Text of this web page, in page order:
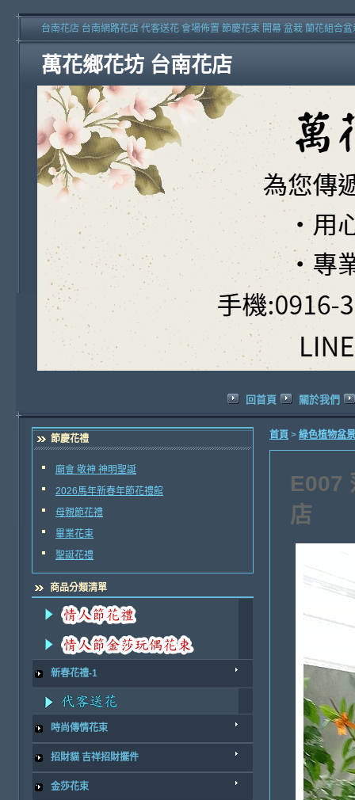
萬花鄉花坊 台南花店
台南花店 台南網路花店 代客送花 會場佈置 節慶花束 開幕 盆栽 蘭花組合
回首頁 關於我們
節慶花禮
廟會 敬神 神明聖誕
2026馬年新春年節花禮館
母親節花禮
畢業花束
聖誕花禮
商品分類清單
新春花禮-1
時尚傳情花束
招財貓 吉祥招財擺件
金莎花束
首頁 > 綠色植物盆
E007
店